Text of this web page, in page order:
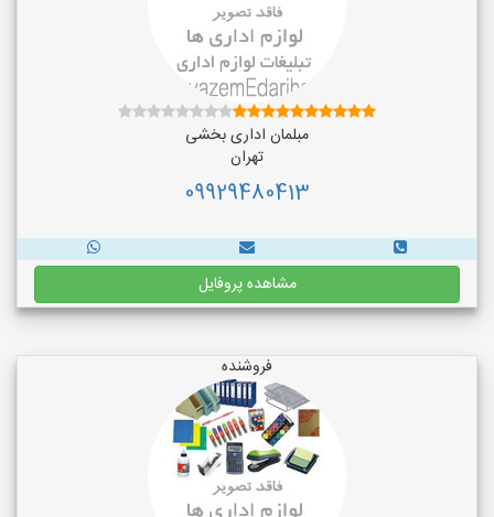
مبلمان اداری بخشی
تهران
09929480413
مشاهده پروفایل
فروشنده